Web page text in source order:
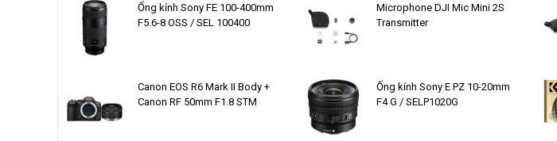
Ống kính Sony FE 100-400mm
F5.6-8 OSS / SEL 100400
Microphone DJI Mic Mini 2S
Transmitter
Canon EOS R6 Mark II Body +
Canon RF 50mm F1.8 STM
Ống kính Sony E PZ 10-20mm
F4 G / SELP1020G